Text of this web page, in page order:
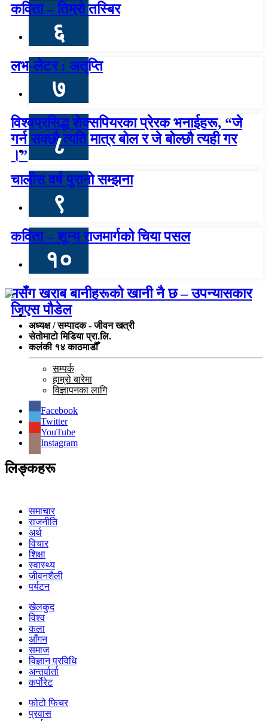
कविता – तिम्रो तस्बिर
६
लभ-लेटर : अतृप्ति
७
विश्वप्रसिद्ध शेक्सपियरका प्रेरक भनाईहरू, “जे
गर्न सक्छौ त्यति मात्र बोल र जे बोल्छौ त्यही गर
।”
८
चालीस वर्ष पुरानो सम्झना
९
कविता – शून्य राजमार्गको चिया पसल
१०
मसँग खराब बानीहरूको खानी नै छ – उपन्यासकार
जिएस पौडेल
अध्यक्ष / सम्पादक - जीवन खत्री
सेतोमाटो मिडिया प्रा.लि.
कलंकी १४ काठमाडौँ
सम्पर्क
हाम्रो बारेमा
विज्ञापनका लागि
Facebook
Twitter
YouTube
Instagram
लिङ्कहरू
समाचार
राजनीति
अर्थ
विचार
शिक्षा
स्वास्थ्य
जीवनशैली
पर्यटन
खेलकुद
विश्व
कला
आँगन
समाज
विज्ञान प्रविधि
अन्तर्वार्ता
कर्पोरेट
फोटो फिचर
प्रवास